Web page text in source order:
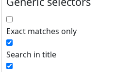
Exact matches only
Search in title